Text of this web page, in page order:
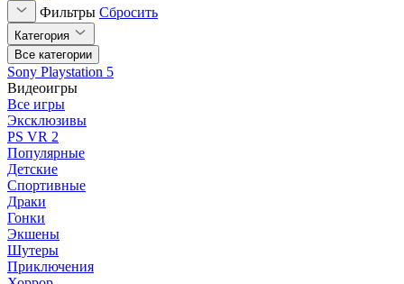
Фильтры Сбросить
Категория
Все категории
Sony Playstation 5
Видеоигры
Все игры
Эксклюзивы
PS VR 2
Популярные
Детские
Спортивные
Драки
Гонки
Экшены
Шутеры
Приключения